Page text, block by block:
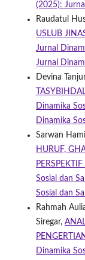
(2025):
Raudatul
USLUB
Jurnal
Jurnal
Devina
Dinamika
Dinamika
Sarwan
HURUF,
Sosial dan
Sosial dan
Rahmah
Siregar,
Dinamika